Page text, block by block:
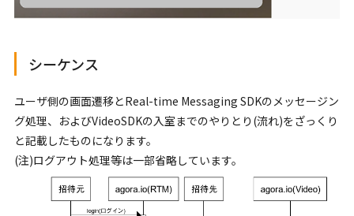
シーケンス
ユーザ側の画面遷移とReal-time Messaging SDKのメッセージン
グ処理、およびVideoSDKの入室までのやりとり(流れ)をざっくり
と記載したものになります。
(注)ログアウト処理等は一部省略しています。